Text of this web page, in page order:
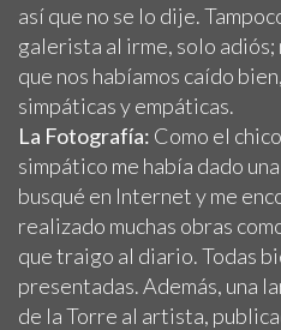
así que no se lo dije.
galerista al irme, solo
que nos habíamos caído
simpáticas y empáticas.
La Fotografía: Como el
simpático me había dado
busqué en Internet y me
realizado muchas obras
que traigo al diario. Todas
presentadas. Además, una
de la Torre al artista,